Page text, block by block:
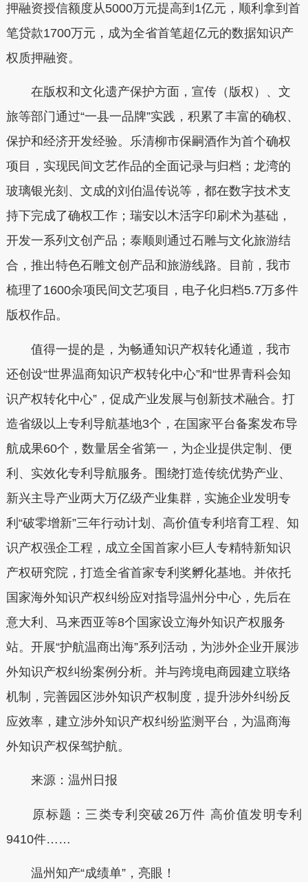
押融资授信额度从5000万元提高到1亿元，顺利拿到首
笔贷款1700万元，成为全省首笔超亿元的数据知识产
权质押融资。
在版权和文化遗产保护方面，宣传（版权）、文
旅等部门通过“一县一品牌”实践，积累了丰富的确权、
保护和经济开发经验。乐清柳市保嗣酒作为首个确权
项目，实现民间文艺作品的全面记录与归档；龙湾的
玻璃银光刻、文成的刘伯温传说等，都在数字技术支
持下完成了确权工作；瑞安以木活字印刷术为基础，
开发一系列文创产品；泰顺则通过石雕与文化旅游结
合，推出特色石雕文创产品和旅游线路。目前，我市
梳理了1600余项民间文艺项目，电子化归档5.7万多件
版权作品。
值得一提的是，为畅通知识产权转化通道，我市
还创设“世界温商知识产权转化中心”和“世界青科会知
识产权转化中心”，促成产业发展与创新技术融合。打
造省级以上专利导航基地3个，在国家平台备案发布导
航成果60个，数量居全省第一，为企业提供定制、便
利、实效化专利导航服务。围绕打造传统优势产业、
新兴主导产业两大万亿级产业集群，实施企业发明专
利“破零增新”三年行动计划、高价值专利培育工程、知
识产权强企工程，成立全国首家小巨人专精特新知识
产权研究院，打造全省首家专利奖孵化基地。并依托
国家海外知识产权纠纷应对指导温州分中心，先后在
意大利、马来西亚等8个国家设立海外知识产权服务
站。开展“护航温商出海”系列活动，为涉外企业开展涉
外知识产权纠纷案例分析。并与跨境电商园建立联络
机制，完善园区涉外知识产权制度，提升涉外纠纷反
应效率，建立涉外知识产权纠纷监测平台，为温商海
外知识产权保驾护航。
来源：温州日报
原标题：三类专利突破26万件 高价值发明专利
9410件……
温州知产“成绩单”，亮眼！